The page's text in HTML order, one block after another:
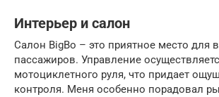
Интерьер и салон
Салон BigBo – это приятное место для
пассажиров. Управление
мотоциклетного руля, что придает
контроля. Меня особенно порадовал